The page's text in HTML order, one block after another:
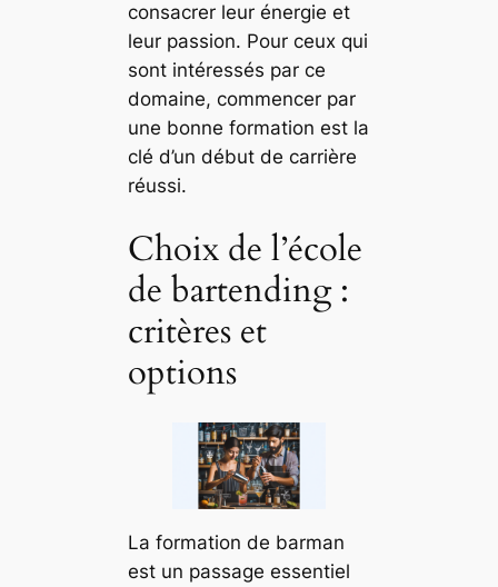
consacrer leur énergie et
leur passion. Pour ceux qui
sont intéressés par ce
domaine, commencer par
une bonne formation est la
clé d’un début de carrière
réussi.
Choix de l’école
de bartending :
critères et
options
La formation de barman
est un passage essentiel